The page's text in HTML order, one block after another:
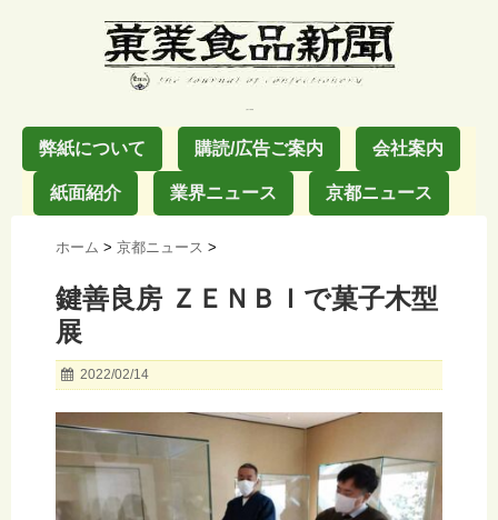
弊紙について 購読/広告ご案内 会社案内
紙面紹介 業界ニュース 京都ニュース
ホーム > 京都ニュース >
鍵善良房 ＺＥＮＢＩで菓子木型
展
2022/02/14